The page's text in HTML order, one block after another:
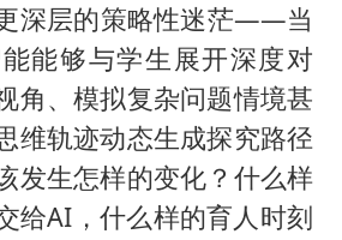
深层的策略性迷茫——当
能够与学生展开深度对
角、模拟复杂问题情境甚
维轨迹动态生成探究路径
发生怎样的变化？什么样
给AI，什么样的育人时刻